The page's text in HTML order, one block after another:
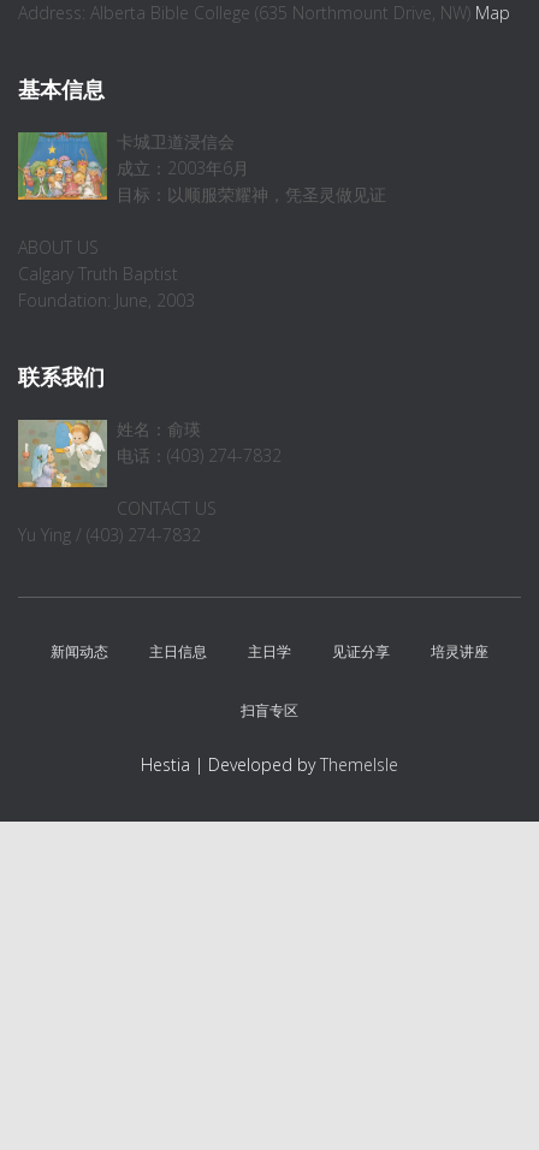
Address: Alberta Bible College (635 Northmount Drive, NW) Map
基本信息
卡城卫道浸信会
成立：2003年6月
目标：以顺服荣耀神，凭圣灵做见证
ABOUT US
Calgary Truth Baptist
Foundation: June, 2003
联系我们
姓名：俞瑛
电话：(403) 274-7832
CONTACT US
Yu Ying / (403) 274-7832
新闻动态 主日信息 主日学 见证分享 培灵讲座
扫盲专区
Hestia | Developed byThemeIsle